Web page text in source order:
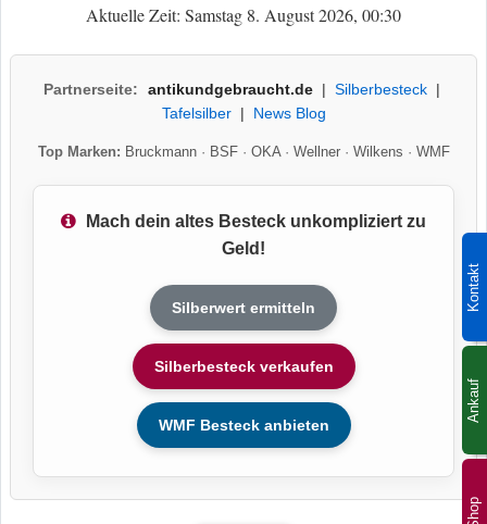
Shop
Kontakt
Ankauf
Aktuelle Zeit: Samstag 8. August 2026, 00:30
Partnerseite: antikundgebraucht.de| Silberbesteck|
Tafelsilber| News Blog
Top Marken: Bruckmann· BSF· OKA· Wellner· Wilkens · WMF
Mach dein altes Besteck unkompliziert zu
Geld!
Silberwert ermitteln
Silberbesteck verkaufen
WMF Besteck anbieten